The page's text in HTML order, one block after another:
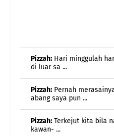
abang saya pun ...
kawan- ...
dah...dah update dah pu ...